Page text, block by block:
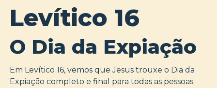
Levítico 16
O Dia da Expiação
Em Levítico 16, vemos que Jesus trouxe o Dia da
Expiação completo e final para todas as pessoas